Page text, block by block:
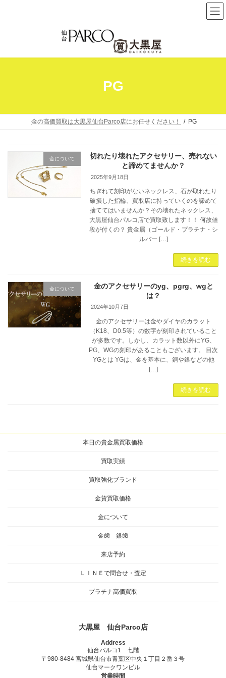
ン
テ
ン
ス
キ
ビ
ゲ
ー
ン
に
PG
金の高価買取は大黒屋仙台Parco店にお任せください！ PG
金について
切れたり壊れたアクセサリー、売れない
と諦めてませんか？
2025年9月18日
ちぎれて刻印がないネックレス、石が取れたり
破損した指輪、買取店に持っていくのを諦めて
捨ててはいませんか？その壊れたネックレス、
大黒屋仙台パルコ店で買取致します！！ 何故値
段が付くの？ 貴金属（ゴールド・プラチナ・シ
ルバー […]
続きを読む
金について
金のアクセサリーのyg、pgrg、wgと
は？
2024年10月7日
金のアクセサリーは金やダイヤのカラット
（K18、D0.5等）の数字が刻印されていること
が多数です。しかし、カラット数以外にYG、
PG、WGの刻印があることもございます。 目次
YGとは YGは、金を基本に、銅や銀などの他
[…]
続きを読む
本日の貴金属買取価格
買取実績
買取強化ブランド
金貨買取価格
金について
金歯 銀歯
来店予約
ＬＩＮＥで問合せ・査定
プラチナ高価買取
大黒屋 仙台Parco店
Address
仙台パルコ1 七階
〒980-8484 宮城県仙台市青葉区中央１丁目２番３号
仙台マークワンビル
営業時間